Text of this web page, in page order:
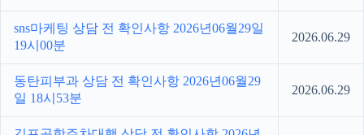
sns마케팅 상담 전 확인사항 2026년06월29일
19시00분
2026.06.29
동탄피부과 상담 전 확인사항 2026년06월29
일 18시53분
2026.06.29